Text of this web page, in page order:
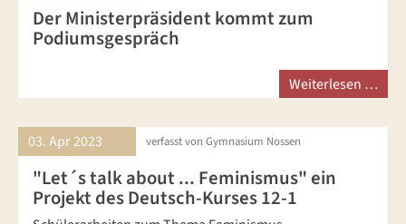
Der Ministerpräsident kommt zum
Podiumsgespräch
Weiterlesen …
03. Apr2023 verfasst von Gymnasium Nossen
"Let´s talk about ... Feminismus" ein
Projekt des Deutsch-Kurses 12-1